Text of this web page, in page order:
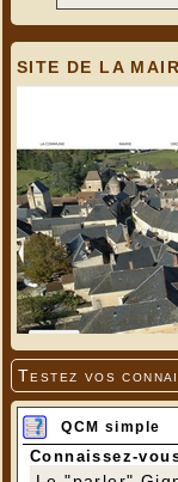
SITE DE LA
Testez vos
QCM simple
Connaissez-